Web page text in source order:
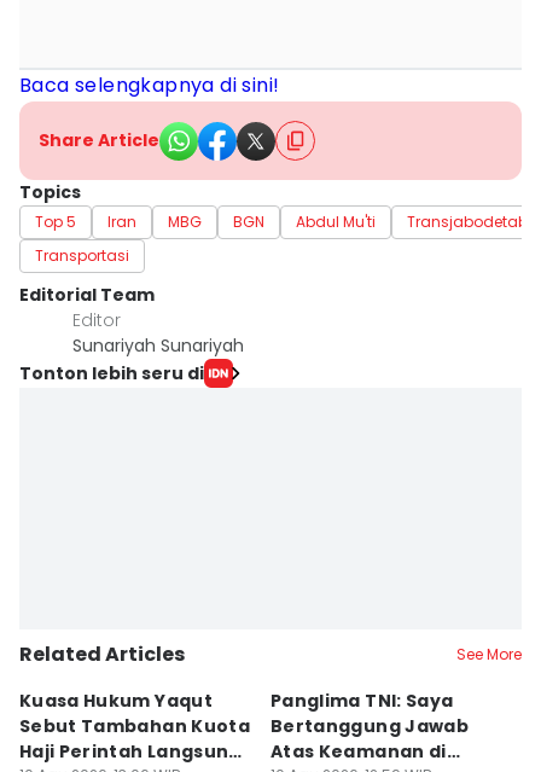
Baca selengkapnya di sini!
Share Article
Topics
Top 5 Iran MBG BGN Abdul Mu'ti
Transportasi
Editorial Team
Editor
Sunariyah Sunariyah
Tonton lebih seru di
Related Articles See More
Kuasa Hukum Yaqut
Sebut Tambahan Kuota
Haji Perintah Langsung
Panglima TNI: Saya
Bertanggung Jawab
Atas Keamanan di